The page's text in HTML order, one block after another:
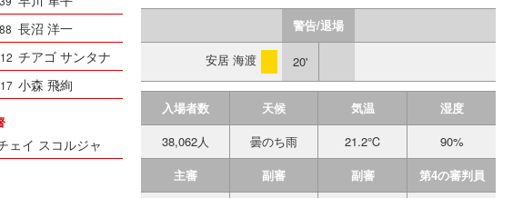
長沼 洋一
チアゴ サンタナ
小森 飛絢
ェイ スコルジャ
警告/退場
安居 海渡 警告20'
入場者数 天候 気温
湿度
38,062人
曇のち雨 21.2℃
90%
主審
副審 副審
第4の審判員